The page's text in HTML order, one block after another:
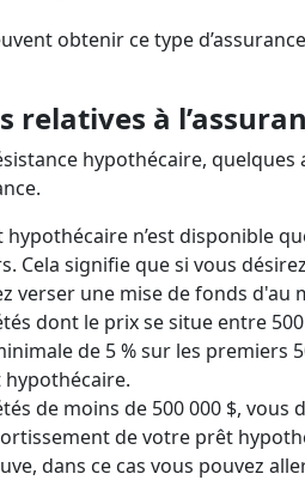
obtenir ce type
relatives à
hypothécaire,
hypothécaire n’est disponible
Cela signifie que si vous
verser une mise de fonds d'au
dont le prix se situe entre
de 5 % sur les premiers
de moins de 500 000 $,
de votre prêt
dans ce cas vous pouvez